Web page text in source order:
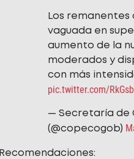
Los
vaguada en
aumento de la
moderados y
con más
pic.twitter.com/
— Secretaría de
(@copecogob)
Recomendaciones: